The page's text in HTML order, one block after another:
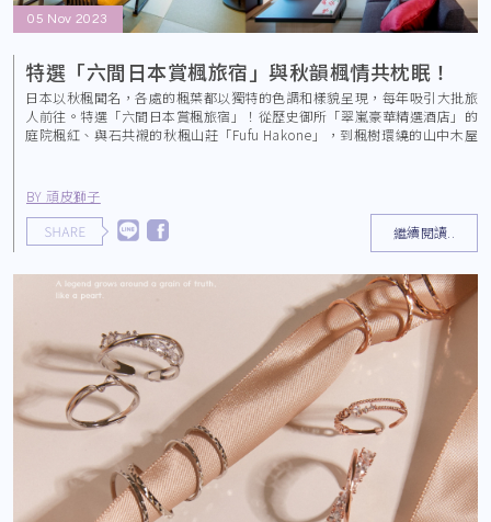
05 Nov 2023
BY 頑皮獅子
特選「六間日本賞楓旅宿」與秋韻楓情共枕眠！
日本以秋楓聞名，各處的楓葉都以獨特的色調和樣貌呈現，每年吸引大批旅
人前往。特選「六間日本賞楓旅宿」！從歷史御所「翠嵐豪華精選酒店」的
庭院楓紅、與石共襯的秋楓山莊「Fufu Hakone」，到楓樹環繞的山中木屋
繼續閱讀..